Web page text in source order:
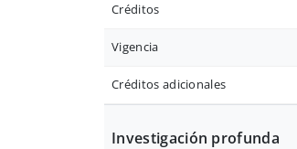
Créditos
Vigencia
Créditos adicionales
Investigación profunda